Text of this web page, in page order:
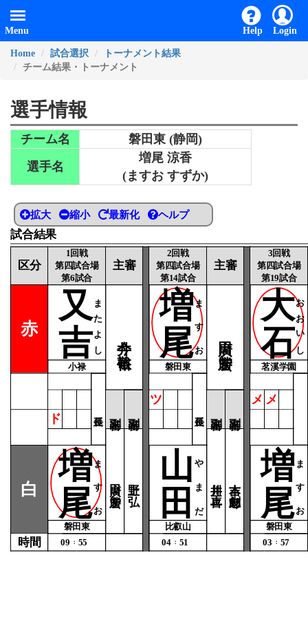
Menu Help Login
Home 試合選択
トーナメント結果
チーム結果・トーナメント
選手情報
チーム名
磐田東 (静岡)
選手名
増尾 涼香
(ますお すずか)
拡大 縮小 最新化 ヘルプ
試合結果
区分
1回戦
第四試合場
第6試合
主審
2回戦
第四試合場
第14試合
主審
3回戦
第四試合場
第19試合
赤
又
吉またよし
増
尾ますお
大
石おおいし
小禄 磐田東 茗溪学園
ツ メ メ
ド
白
増
尾ますお
山
田やまだ
増
尾ますお
磐田東 比叡山 磐田東
時間 09 ： 55 04 ： 51 03 ： 57